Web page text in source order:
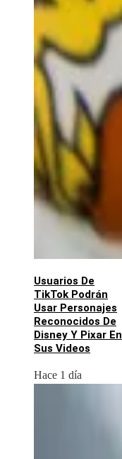
Usuarios De
TikTok Podrán
Usar Personajes
Reconocidos De
Disney Y Pixar En
Sus Videos
Hace 1 día